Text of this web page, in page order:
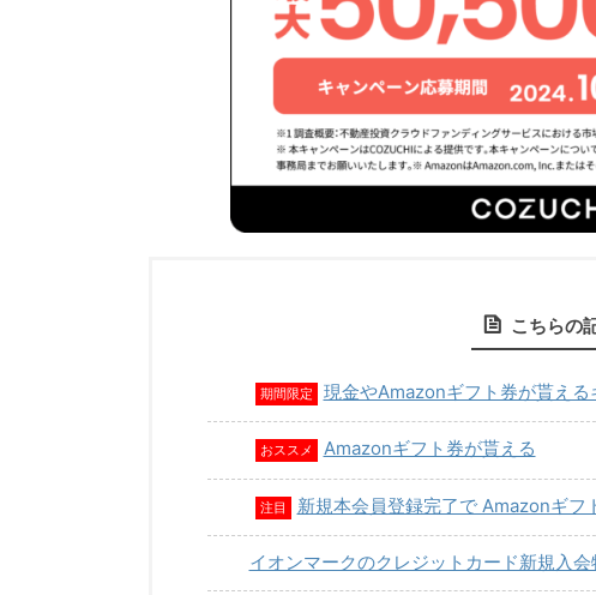
こちらの
期間限定 現金やAmazonギフト券が貰える
おススメ Amazonギフト券が貰える
注目 新規本会員登録完了で Amazonギフ
イオンマークのクレジットカード新規入会